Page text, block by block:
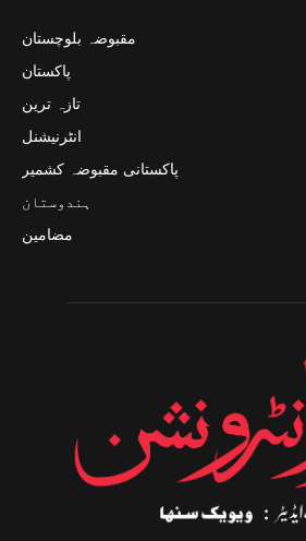
مقبوضہ بلوچستان
پاکستان
تازہ ترین
انٹرنیشنل
پاکستانی مقبوضہ کشمیر
ہندوستان
مضامین